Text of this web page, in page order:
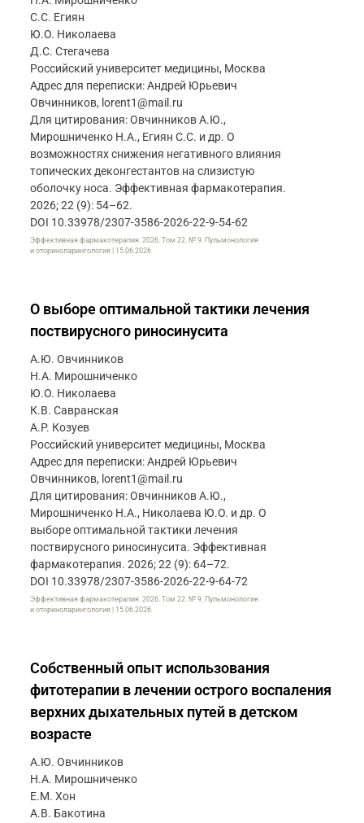
С.С. Егиян
Ю.О. Николаева
Д.С. Стегачева
Российский университет медицины, Москва
Адрес для переписки: Андрей Юрьевич
Овчинников, lorent1@mail.ru
Для цитирования: Овчинников А.Ю.,
Мирошниченко Н.А., Егиян С.С. и др. О
возможностях снижения негативного влияния
топических деконгестантов на слизистую
оболочку носа. Эффективная фармакотерапия.
2026; 22 (9): 54–62.
DOI 10.33978/2307-3586-2026-22-9-54-62
Эффективная фармакотерапия. 2026. Том 22. № 9. Пульмонология
и оториноларингология | 15.06.2026
О выборе оптимальной тактики лечения
поствирусного риносинусита
А.Ю. Овчинников
Н.А. Мирошниченко
Ю.О. Николаева
К.В. Савранская
А.Р. Козуев
Российский университет медицины, Москва
Адрес для переписки: Андрей Юрьевич
Овчинников, lorent1@mail.ru
Для цитирования: Овчинников А.Ю.,
Мирошниченко Н.А., Николаева Ю.О. и др. О
выборе оптимальной тактики лечения
поствирусного риносинусита. Эффективная
фармакотерапия. 2026; 22 (9): 64–72.
DOI 10.33978/2307-3586-2026-22-9-64-72
Эффективная фармакотерапия. 2026. Том 22. № 9. Пульмонология
и оториноларингология | 15.06.2026
Собственный опыт использования
фитотерапии в лечении острого воспаления
верхних дыхательных путей в детском
возрасте
А.Ю. Овчинников
Н.А. Мирошниченко
Е.М. Хон
А.В. Бакотина